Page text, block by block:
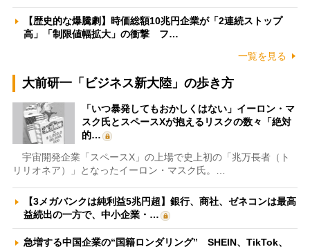
【歴史的な爆騰劇】時価総額10兆円企業が「2連続ストップ
高」「制限値幅拡大」の衝撃 フ…
一覧を見る
大前研一「ビジネス新大陸」の歩き方
「いつ暴発してもおかしくはない」イーロン・マ
スク氏とスペースXが抱えるリスクの数々「絶対
的…
宇宙開発企業「スペースX」の上場で史上初の「兆万長者（ト
リリオネア）」となったイーロン・マスク氏。…
【3メガバンクは純利益5兆円超】銀行、商社、ゼネコンは最高
益続出の一方で、中小企業・…
急増する中国企業の“国籍ロンダリング” SHEIN、TikTok、